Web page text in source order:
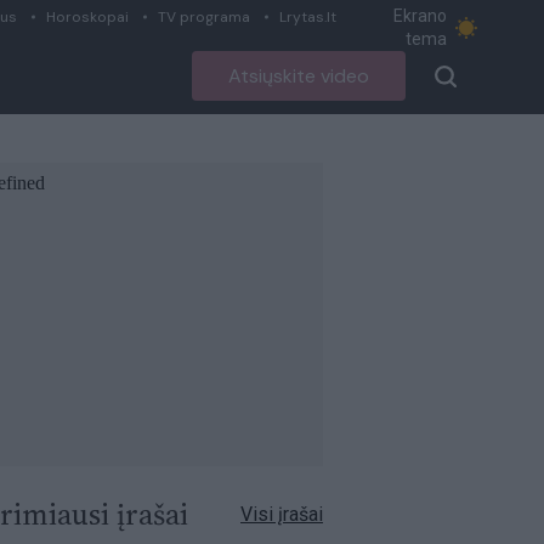
Horoskopai TV programa Lrytas.lt
Ekrano
tema
Atsiųskite video
įrašai Visi įrašai